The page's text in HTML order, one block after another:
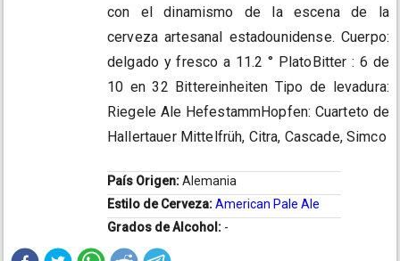
con el dinamismo de la escena de la
cerveza artesanal estadounidense. Cuerpo:
delgado y fresco a 11.2 ° PlatoBitter : 6 de
10 en 32 Bittereinheiten Tipo de levadura:
Riegele Ale HefestammHopfen: Cuarteto de
Hallertauer Mittelfrüh, Citra, Cascade, Simco
País Origen:Alemania
Estilo de Cerveza:American Pale Ale
Grados de Alcohol: -